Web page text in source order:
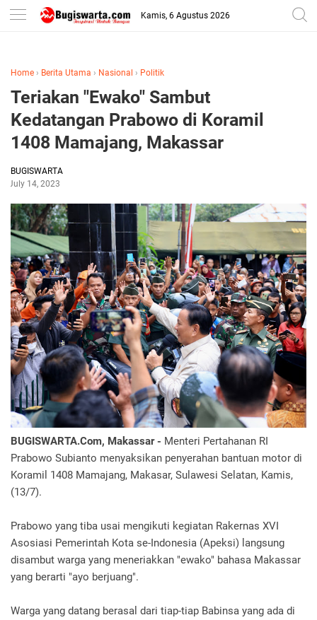
-->
Kamis, 6 Agustus 2026
Home › Berita Utama › Nasional › Politik
Teriakan "Ewako" Sambut
Kedatangan Prabowo di Koramil
1408 Mamajang, Makassar
BUGISWARTA
July 14, 2023
BUGISWARTA.Com, Makassar - Menteri Pertahanan RI
Prabowo Subianto menyaksikan penyerahan bantuan motor di
Koramil 1408 Mamajang, Makasar, Sulawesi Selatan, Kamis,
(13/7).
Prabowo yang tiba usai mengikuti kegiatan Rakernas XVI
Asosiasi Pemerintah Kota se-Indonesia (Apeksi) langsung
disambut warga yang meneriakkan "ewako" bahasa Makassar
yang berarti "ayo berjuang".
Warga yang datang berasal dari tiap-tiap Babinsa yang ada di